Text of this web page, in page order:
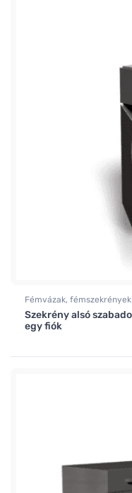
Fémvázak, fémszekrények
Szekrény alsó
egy fiók